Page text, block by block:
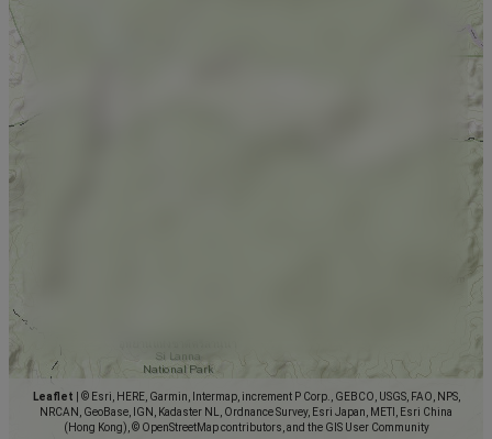
Leaflet
© Esri, HERE, Garmin, Intermap, increment P Corp., GEBCO, USGS, FAO, NPS,
NRCAN, GeoBase, IGN, Kadaster NL, Ordnance Survey, Esri Japan, METI, Esri China
(Hong Kong), © OpenStreetMap contributors, and the GIS User Community